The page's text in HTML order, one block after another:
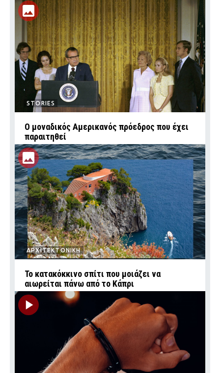
STORIES
Ο μοναδικός Αμερικανός πρόεδρος που έχει
παραιτηθεί
ΑΡΧΙΤΕΚΤΟΝΙΚΗ
Το κατακόκκινο σπίτι που μοιάζει να
αιωρείται πάνω από το Κάπρι